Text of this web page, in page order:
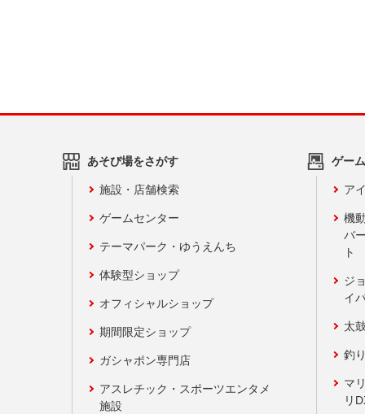
あそび場をさがす
施設・店舗検索
ゲームセンター
テーマパーク・ゆうえんち
体験型ショップ
オフィシャルショップ
期間限定ショップ
ガシャポン専門店
アスレチック・スポーツエンタメ
施設
ゲー
ア
機
バ
ト
ジ
イ
太
釣
マ
リ